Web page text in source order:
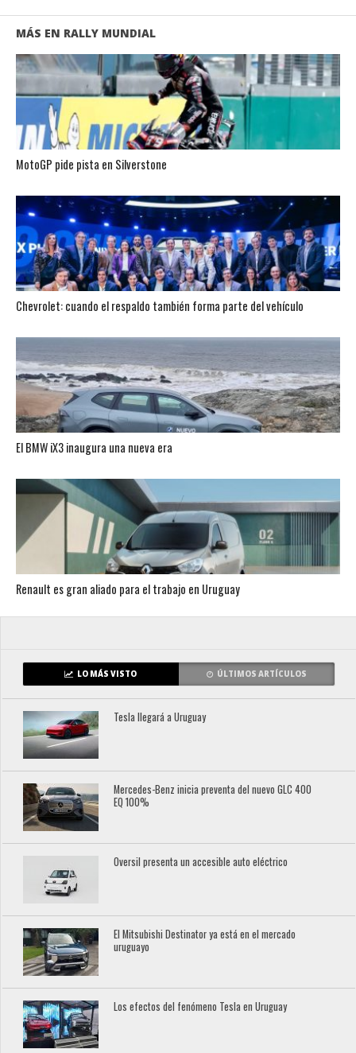
MÁS EN RALLY MUNDIAL
MotoGP pide pista en Silverstone
Chevrolet: cuando el respaldo también forma parte del vehículo
El BMW iX3 inaugura una nueva era
Renault es gran aliado para el trabajo en Uruguay
LO MÁS VISTO ÚLTIMOS ARTÍCULOS
Tesla llegará a Uruguay
Mercedes-Benz inicia preventa del nuevo GLC 400
EQ 100%
Oversil presenta un accesible auto eléctrico
El Mitsubishi Destinator ya está en el mercado
uruguayo
Los efectos del fenómeno Tesla en Uruguay